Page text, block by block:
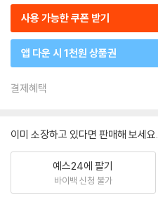
사용 가능한 쿠폰 받기
앱 다운 시 1천원 상품권
결제혜택
이미 소장하고 있다면 판매해 보세요.
예스24에 팔기
바이백 신청 불가